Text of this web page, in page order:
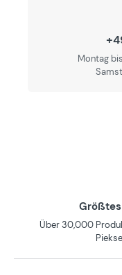
Montag
Über 30,000